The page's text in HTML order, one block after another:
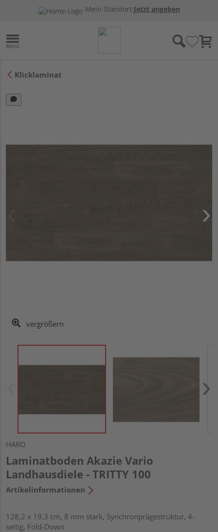
Mein Standort:Jetzt angeben
Klicklaminat
vergrößern
HARO
Laminatboden Akazie Vario
Landhausdiele - TRITTY 100
Artikelinformationen
128,2 x 19,3 cm, 8 mm stark, Synchronprägestruktur, 4-
seitig, Fold-Down